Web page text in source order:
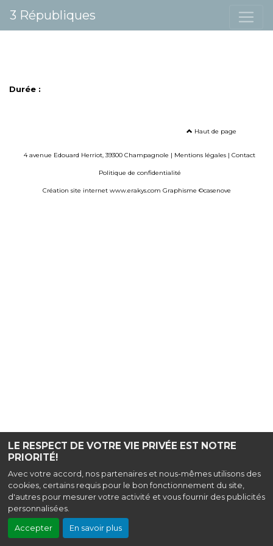
LE RESPECT DE VOTRE VIE PRIVÉE EST NOTRE
PRIORITÉ!
Avec votre accord, nos partenaires et nous-mêmes utilisons des
cookies, certains requis pour le bon fonctionnement du site,
d'autres pour mesurer votre activité et vous fournir des publicités
personnalisées.
Accepter En savoir plus
3 Républiques
Durée :
Haut de page
4 avenue Edouard Herriot, 39300 Champagnole | Mentions légales | Contact
Politique de confidentialité
Création site internet www.erakys.com Graphisme ©casenove